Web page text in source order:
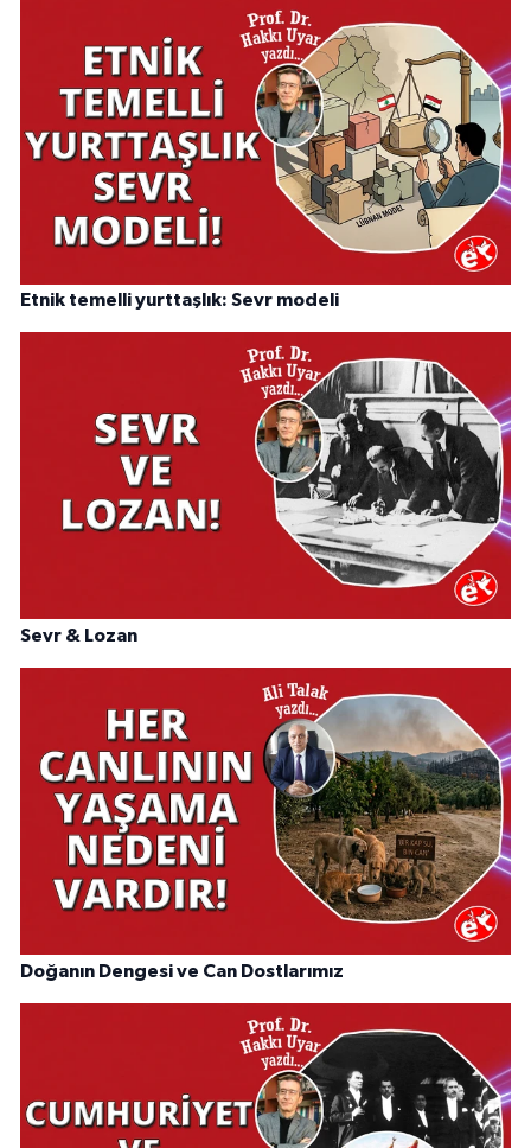
Etnik temelli yurttaşlık: Sevr modeli
Sevr & Lozan
Doğanın Dengesi ve Can Dostlarımız